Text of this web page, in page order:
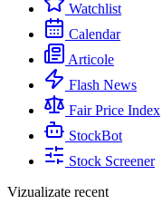
Watchlist
Calendar
Articole
Flash News
Fair Price Index
StockBot
Stock Screener
Vizualizate recent